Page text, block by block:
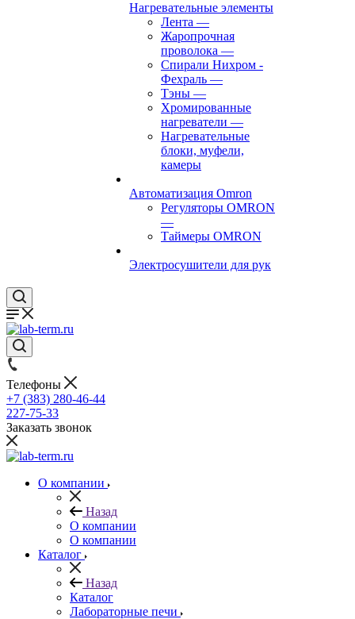
Нагревательные элементы
Лента —
Жаропрочная
проволока —
Спирали Нихром -
Фехраль —
Тэны —
Хромированные
нагреватели —
Нагревательные
блоки, муфели,
камеры
Автоматизация Omron
Регуляторы OMRON
—
Таймеры OMRON
Электросушители для рук
Телефоны
+7 (383) 280-46-44
227-75-33
Заказать звонок
О компании
Назад
О компании
О компании
Каталог
Назад
Каталог
Лабораторные печи